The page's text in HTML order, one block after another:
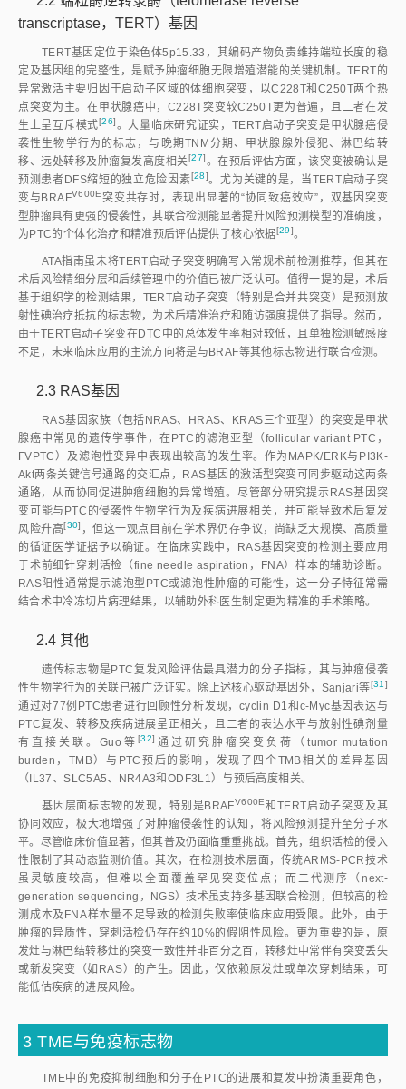
transcriptase，TERT）基因
TERT基因定位于染色体5p15.33，其编码产物负责维持端粒长度的稳
定及基因组的完整性，是赋予肿瘤细胞无限增殖潜能的关键机制。TERT的
异常激活主要归因于启动子区域的体细胞突变，以C228T和C250T两个热
点突变为主。在甲状腺癌中，C228T突变较C250T更为普遍，且二者在发
生上呈互斥模式[26]。大量临床研究证实，TERT启动子突变是甲状腺癌侵
袭性生物学行为的标志，与晚期TNM分期、甲状腺腺外侵犯、淋巴结转
移、远处转移及肿瘤复发高度相关[27]。在预后评估方面，该突变被确认是
预测患者DFS缩短的独立危险因 素[28]。尤为关键的是，当TERT启动子突
变与BRA FV600E突变共存时，表现出显著的“协同致癌效应”，双基因突变
型肿瘤具有更强的侵袭性，其联合检测能显著提升风险预测模型的准确度，
为PTC的个体化治疗和精准预后评估提供了核心依据[29]。
ATA指南虽未将TERT启动子突变明确写入常规术前检测推荐，但其在
术后风险精细分层和后续管理中的价值已被广泛认可。值得一提的是，术后
基于组织学的检测结果，TERT启动子突变（特别是合并共突变）是预测放
射性碘治疗抵抗的标志物，为术后精准治疗和随访强度提供了指导。然而，
由于TERT启动子突变在DTC中的总体发生率相对较低，且单独检测敏感度
不足，未来临床应用的主流方向将是与BRAF等其他标志物进行联合检测。
2.3 RAS基因
RAS基因家族（包括NRAS、HRAS、KRAS三个亚型）的突变是甲状
腺癌中常见的遗传学事件，在PTC的滤泡亚型（follicular variant PTC，
FVPTC）及滤泡性变异中表现出较高的发生率。作为MAPK/ERK与PI3K-
Akt两条关键信号通路的交汇点，RAS基因的激活型突变可同步驱动这两条
通路，从而协同促进肿瘤细胞的异常增殖。尽管部分研究提示RAS基因突
变可能与PTC的侵袭性生物学行为及疾病进展相关，并可能导致术后复发
风险升高[30] ，但这一观点目前在学术界仍存争议，尚缺乏大规模、高质量
的循证医学证据予以确证。在临床实践中，RAS基因突变的检测主要应用
于术前细针穿刺活检（fine needle aspiration，FNA）样本的辅助诊断。
RAS阳性通常提示滤泡型PTC或滤泡性肿瘤的可能性，这一分子特征常需
结合术中冷冻切片病理结果，以辅助外科医生制定更为精准的手术策略。
2.4 其他
遗传标志物是PTC复发风险评估最具潜力的分子指标，其与肿瘤侵袭
性生物学行为的关联已被广泛证实。除上述核心驱动基因外，Sanjari等[31 ]
通过对77例PTC患者进行回顾性分析发现，cyclin D1和c-Myc基因表达与
PTC复发、转移及疾病进展呈正相关，且二者的表达水平与放射性碘剂量
有直接关联。Guo 等 [32] 通过研究肿瘤突变负荷（tumor mutation
burden，TMB）与PTC预后的影响，发现了四个TMB相关的差异基因
（IL37、SLC5A5、NR4A3和ODF3L1）与预后高度相关。
基因层面标志物的发现，特别是BRAFV600E和TERT启动子突变及其
协同效应，极大地增强了对肿瘤侵袭性的认知，将风险预测提升至分子水
平。尽管临床价值显著，但其普及仍面临重重挑战。首先，组织活检的侵入
性限制了其动态监测价值。其次，在检测技术层面，传统ARMS-PCR技术
虽灵敏度较高，但难以全面覆盖罕见突变位点；而二代测序（next-
generation sequencing，NGS）技术虽支持多基因联合检测，但较高的检
测成本及FNA样本量不足导致的检测失败率使临床应用受限。此外，由于
肿瘤的异质性，穿刺活检仍存在约10%的假阴性风险。更为重要的是，原
发灶与淋巴结转移灶的突变一致性并非百分之百，转移灶中常伴有突变丢失
或新发突变（如RAS）的产生。因此，仅依赖原发灶或单次穿刺结果，可
能低估疾病的进展风险。
3 TME与免疫标志物
TME中的免疫抑制细胞和分子在PTC的进展和复发中扮演重要角色，